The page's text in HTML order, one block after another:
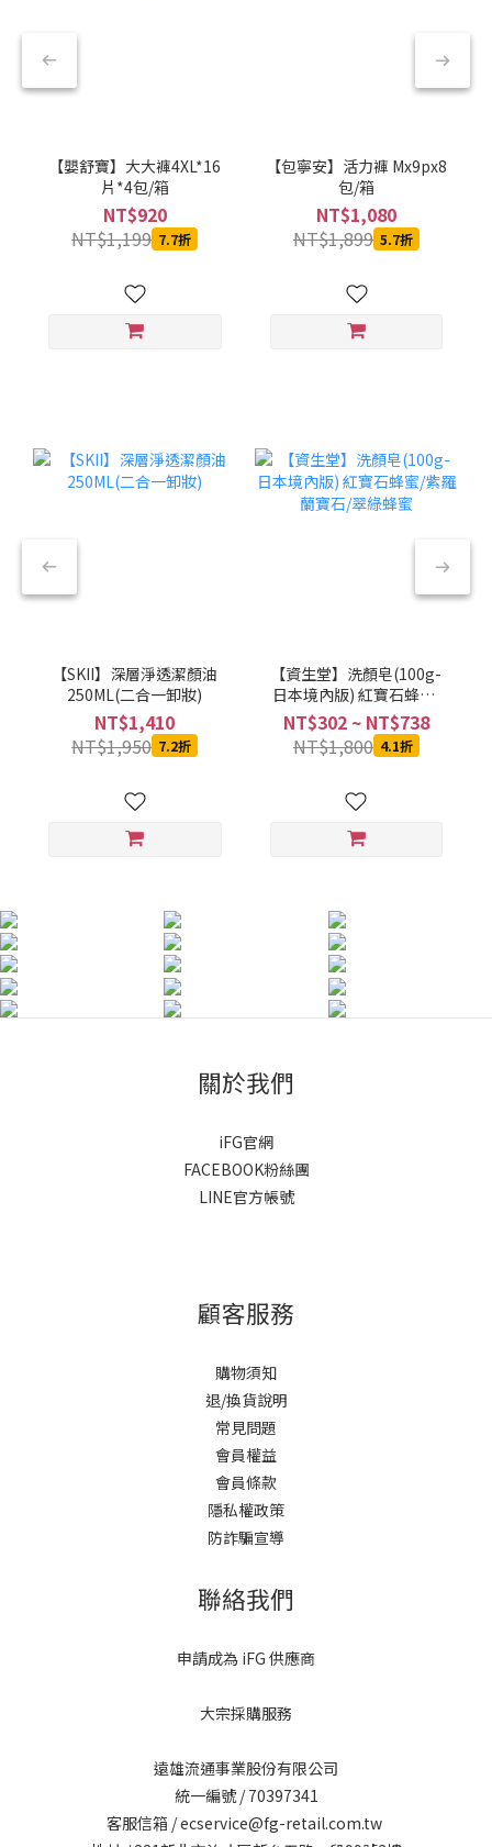
【嬰舒寶】大大褲4XL*16
片*4包/箱
NT$920
NT$1,199 7.7折
【包寧安】活力褲 Mx9px8
包/箱
NT$1,080
NT$1,899 5.7折
【SKII】深層淨透潔顏油
250ML(二合一卸妝)
NT$1,410
NT$1,950 7.2折
【資生堂】洗顏皂(100g-
日本境內版) 紅寶石蜂蜜/
紫羅蘭寶石/翠綠蜂蜜
NT$302 ~ NT$738
NT$1,800 4.1折
關於我們
iFG官網
FACEBOOK粉絲團
LINE官方帳號
顧客服務
購物須知
退/換貨說明
常見問題
會員權益
會員條款
隱私權政策
防詐騙宣導
聯絡我們
申請成為 iFG 供應商
大宗採購服務
遠雄流通事業股份有限公司
統一編號 / 70397341
客服信箱 / ecservice@fg-retail.com.tw